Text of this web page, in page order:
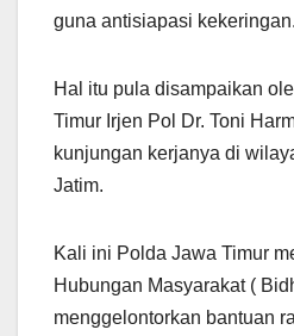
guna antisiapasi kekeringan.
Hal itu pula disampaikan
Timur Irjen Pol Dr. Toni
kunjungan kerjanya di
Jatim.
Kali ini Polda Jawa Timur
Hubungan Masyarakat (
menggelontorkan bantuan